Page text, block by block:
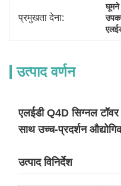
प्रमुखता देना:
घूमने
उत्पाद वर्णन
एलईडी Q4D सिग्नल
साथ उच्च-प्रदर्शन
उत्पाद विनिर्देश